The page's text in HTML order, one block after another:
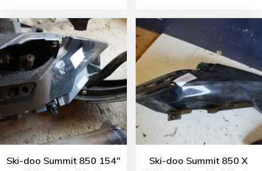
Ski-doo Summit 850 154″
Ski-doo Summit 850 X